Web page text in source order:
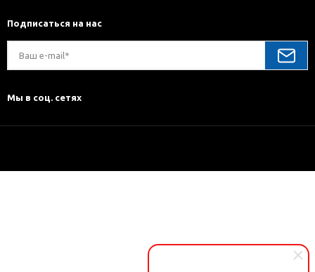
Подписаться на нас
Мы в соц. сетях